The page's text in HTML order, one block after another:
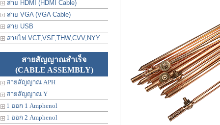
สาย HDMI (HDMI Cable)
สาย VGA (VGA Cable)
สาย USB
สายไฟ VCT,VSF,THW,CVV,NYY
สายสัญญาณสำเร็จ
(CABLE ASSEMBLY)
สายสัญญาณ APH
สายสัญญาณ Y
1 ออก 1 Amphenol
1 ออก 2 Amphenol